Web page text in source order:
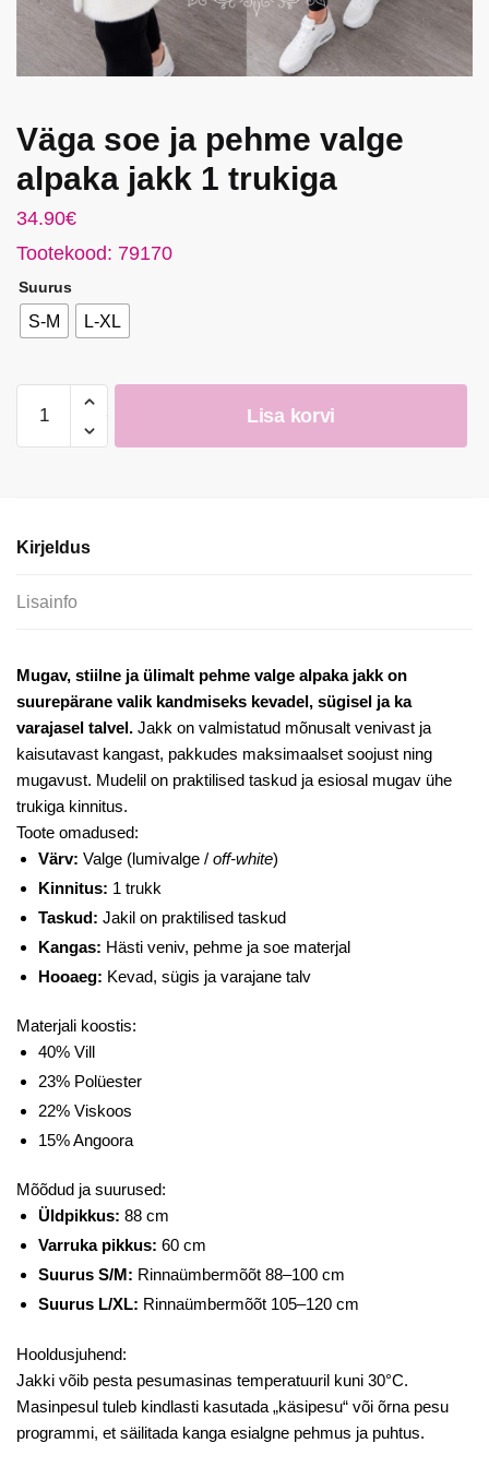
Väga soe ja pehme valge
alpaka jakk 1 trukiga
34.90€
Tootekood: 79170
Suurus
S-M L-XL
soe
ja
jakk
trukiga
Lisa korvi
Kirjeldus
Lisainfo
Mugav, stiilne ja ülimalt pehme valge alpaka jakk on
suurepärane valik kandmiseks kevadel, sügisel ja ka
varajasel talvel. Jakk on valmistatud mõnusalt venivast ja
kaisutavast kangast, pakkudes maksimaalset soojust ning
mugavust. Mudelil on praktilised taskud ja esiosal mugav ühe
trukiga kinnitus.
Toote omadused:
Värv: Valge (lumivalge / off-white)
Kinnitus: 1 trukk
Taskud: Jakil on praktilised taskud
Kangas: Hästi veniv, pehme ja soe materjal
Hooaeg: Kevad, sügis ja varajane talv
Materjali koostis:
40% Vill
23% Polüester
22% Viskoos
15% Angoora
Mõõdud ja suurused:
Üldpikkus: 88 cm
Varruka pikkus: 60 cm
Suurus S/M: Rinnaümbermõõt 88–100 cm
Suurus L/XL: Rinnaümbermõõt 105–120 cm
Hooldusjuhend:
Jakki võib pesta pesumasinas temperatuuril kuni 30°C.
Masinpesul tuleb kindlasti kasutada „käsipesu“ või õrna pesu
programmi, et säilitada kanga esialgne pehmus ja puhtus.